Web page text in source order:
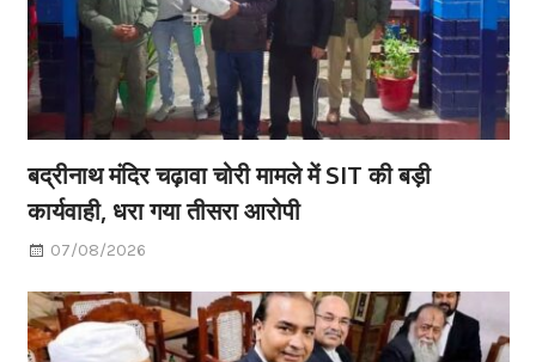
बद्रीनाथ मंदिर चढ़ावा चोरी मामले में SIT की बड़ी
कार्यवाही, धरा गया तीसरा आरोपी
07/08/2026